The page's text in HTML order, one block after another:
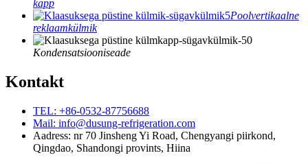
kapp
Poolvertikaalne
reklaamkülmik
Kondensatsiooniseade
Kontakt
TEL: +86-0532-87756688
Mail: info@dusung-refrigeration.com
Aadress: nr 70 Jinsheng Yi Road, Chengyangi piirkond,
Qingdao, Shandongi provints, Hiina